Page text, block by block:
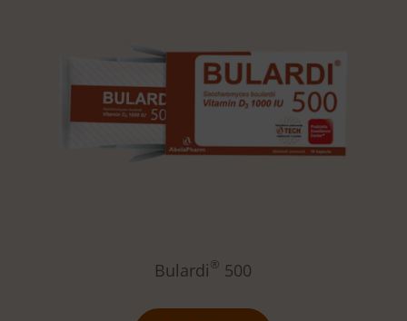
Bulardi® 500